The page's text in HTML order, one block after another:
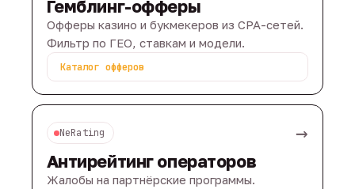
Гемблинг-офферы
Офферы казино и букмекеров из CPA-сетей.
Фильтр по ГЕО, ставкам и модели.
Каталог офферов
NeRating →
Антирейтинг операторов
Жалобы на партнёрские программы.